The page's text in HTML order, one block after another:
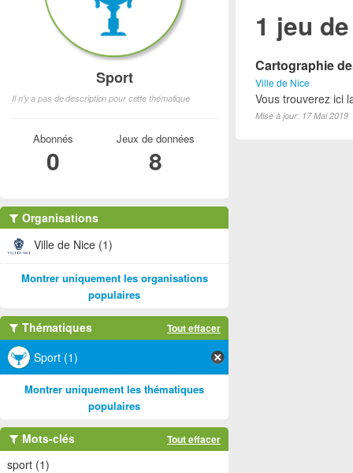
1 jeu
Cartographie
Ville de Nice
Vous trouverez ici
Mise à jour: 17 Mai 2019
Sport
Il n'y a pas de description pour cette thématique
Abonnés
0
Jeux de données
8
Organisations
Ville de Nice (1)
Montrer uniquement les organisations
populaires
Thématiques Tout effacer
Sport (1)
Montrer uniquement les thématiques
populaires
Mots-clés Tout effacer
sport (1)